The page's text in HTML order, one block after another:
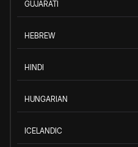
GUJARATI
HEBREW
HINDI
HUNGARIAN
ICELANDIC